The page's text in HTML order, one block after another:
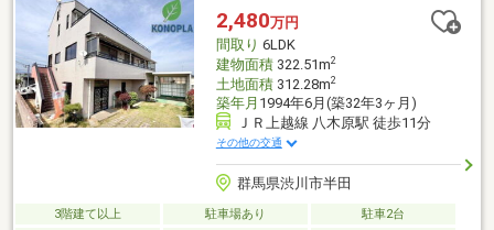
かえます◎「渋川伊香保IC」まで車で約10分圏内！ご家族でのご
旅行や遠方へのドライブもラクラクで、週末のワクワクがさらに
広がります♪
2,480万円
間取り 6LDK
建物面積322.51m2
土地面積312.28m2
築年月 1994年6月(築32年3ヶ月)
ＪＲ上越線 八木原駅 徒歩11分
その他の交通
群馬県渋川市半田
3階建て以上 駐車場あり
駐車2台